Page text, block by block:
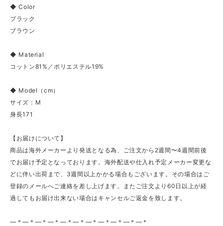
◆ Color
ブラック
ブラウン
◆ Material
コットン81%／ポリエステル19%
◆ Model（cm）
サイズ：M
身長171
【お届けについて】
商品は海外メーカーより発送となる為、ご注文から2週間〜4週間前後
でお届け予定となっております。海外配送や仕入れ予定メーカー変更な
どに伴い出荷まで、3週間以上かかる場合もございます。その場合はご
登録のメールへご連絡を差し上げます。またご注文より60日以上が経
過してもお届け出来ない場合はキャンセルご返金を致します。
—＊—＊—＊—＊—＊—＊—＊—＊—＊—＊—＊